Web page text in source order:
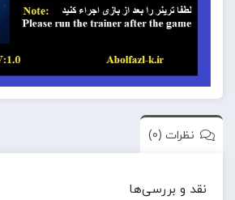
نظرات (0)
نقد و بررسی‌ها